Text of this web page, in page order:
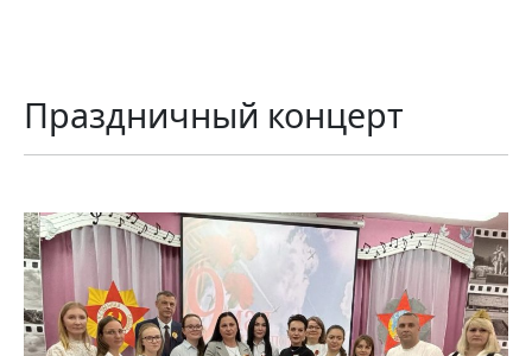
Праздничный концерт